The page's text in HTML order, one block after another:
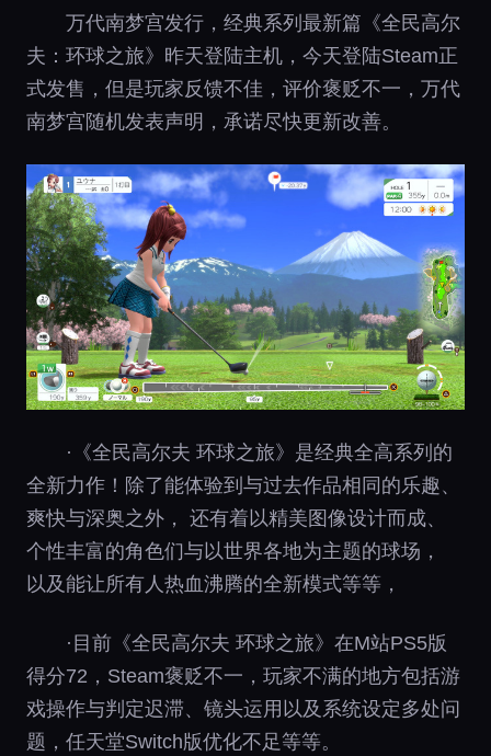
万代南梦宫发行，经典系列最新篇《全民高尔
夫：环球之旅》昨天登陆主机，今天登陆Steam正
式发售，但是玩家反馈不佳，评价褒贬不一，万代
南梦宫随机发表声明，承诺尽快更新改善。
·《全民高尔夫 环球之旅》是经典全高系列的
全新力作！除了能体验到与过去作品相同的乐趣、
爽快与深奥之外， 还有着以精美图像设计而成、
个性丰富的角色们与以世界各地为主题的球场，
以及能让所有人热血沸腾的全新模式等等，
·目前《全民高尔夫 环球之旅》在M站PS5版
得分72，Steam褒贬不一，玩家不满的地方包括游
戏操作与判定迟滞、镜头运用以及系统设定多处问
题，任天堂Switch版优化不足等等。